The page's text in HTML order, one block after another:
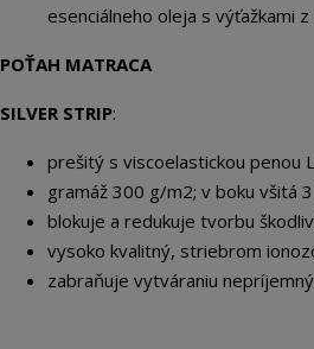
esenciálneho oleja s výťažkami
POŤAH MATRACA
SILVER STRIP:
prešitý s viscoelastickou penou
gramáž 300 g/m2; v boku všitá
blokuje a redukuje tvorbu
vysoko kvalitný, striebrom
zabraňuje vytváraniu